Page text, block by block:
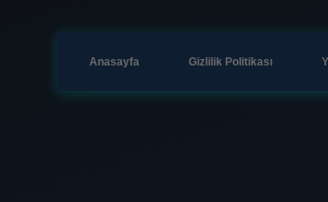
Anasayfa Gizlilik Politikası